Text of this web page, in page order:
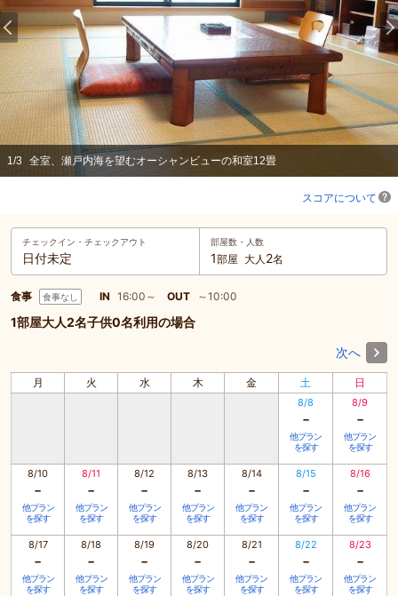
1/3 全室、瀬戸内海を望むオーシャンビューの和室12畳
スコアについて
チェックイン・ チェックアウト
日付未定
部屋数・人数
1部屋 大人 2名
食事 食事なし IN 16:00～ OUT ～10:00
1部屋大人2名子供0名利用の場合
次へ
月 火 水 木 金 土 日
8/8
-
他プラン
を探す
8/9
-
他プラン
を探す
8/10
-
他プラン
を探す
8/11
-
他プラン
を探す
8/12
-
他プラン
を探す
8/13
-
他プラン
を探す
8/14
-
他プラン
を探す
8/15
-
他プラン
を探す
8/16
-
他プラン
を探す
8/17
-
他プラン
を探す
8/18
-
他プラン
を探す
8/19
-
他プラン
を探す
8/20
-
他プラン
を探す
8/21
-
他プラン
を探す
8/22
-
他プラン
を探す
8/23
-
他プラン
を探す